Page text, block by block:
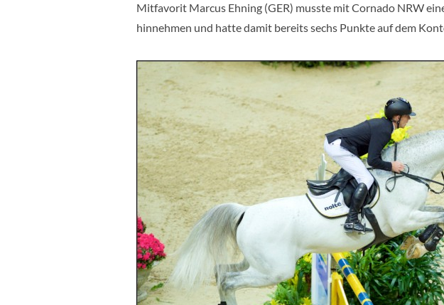
Mitfavorit Marcus Ehning (GER) musste mit Cornado NRW
hinnehmen und hatte damit bereits sechs Punkte auf dem